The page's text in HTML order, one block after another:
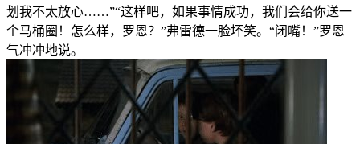
划我不太放心……”“这样吧，如果事情成功，我们会给你送一
个马桶圈！怎么样，罗恩？”弗雷德一脸坏笑。“闭嘴！”罗恩
气冲冲地说。